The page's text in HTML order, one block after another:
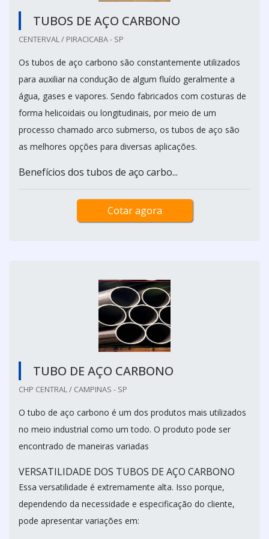
TUBOS DE AÇO CARBONO
CENTERVAL / PIRACICABA - SP
Os tubos de aço carbono são constantemente utilizados
para auxiliar na condução de algum fluído geralmente a
água, gases e vapores. Sendo fabricados com costuras de
forma helicoidais ou longitudinais, por meio de um
processo chamado arco submerso, os tubos de aço são
as melhores opções para diversas aplicações.
Benefícios dos tubos de aço carbo...
Cotar agora
TUBO DE AÇO CARBONO
CHP CENTRAL / CAMPINAS - SP
O tubo de aço carbono é um dos produtos mais utilizados
no meio industrial como um todo. O produto pode ser
encontrado de maneiras variadas
VERSATILIDADE DOS TUBOS DE AÇO CARBONO
Essa versatilidade é extremamente alta. Isso porque,
dependendo da necessidade e especificação do cliente,
pode apresentar variações em: